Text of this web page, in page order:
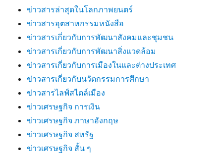
ข่าวสารล่าสุดในโลกภาพยนตร์
ข่าวสารอุตสาหกรรมหนังสือ
ข่าวสารเกี่ยวกับการพัฒนาสังคมและชุมชน
ข่าวสารเกี่ยวกับการพัฒนาสิ่งแวดล้อม
ข่าวสารเกี่ยวกับการเมืองในและต่างประเทศ
ข่าวสารเกี่ยวกับนวัตกรรมการศึกษา
ข่าวสารไลฟ์สไตล์เมือง
ข่าวเศรษฐกิจ การเงิน
ข่าวเศรษฐกิจ ภาษาอังกฤษ
ข่าวเศรษฐกิจ สหรัฐ
ข่าวเศรษฐกิจ สั้น ๆ